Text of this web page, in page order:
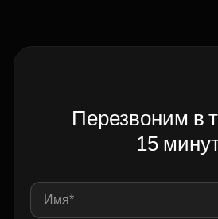
Перезвоним в
15